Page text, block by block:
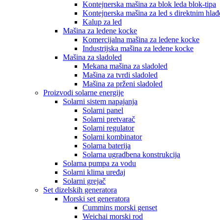
Kontejnerska mašina za blok leda blok-tipa
Kontejnerska mašina za led s direktnim
Kalup za led
Mašina za ledene kocke
Komercijalna mašina za ledene kocke
Industrijska mašina za ledene kocke
Mašina za sladoled
Mekana mašina za sladoled
Mašina za tvrdi sladoled
Mašina za prženi sladoled
Proizvodi solarne energije
Solarni sistem napajanja
Solarni panel
Solarni pretvarač
Solarni regulator
Solarni kombinator
Solarna baterija
Solarna ugradbena konstrukcija
Solarna pumpa za vodu
Solarni klima uređaj
Solarni grejač
Set dizelskih generatora
Morski set generatora
Cummins morski genset
Weichai morski rod